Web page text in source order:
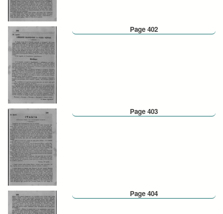
Page 402
Page 403
Page 404